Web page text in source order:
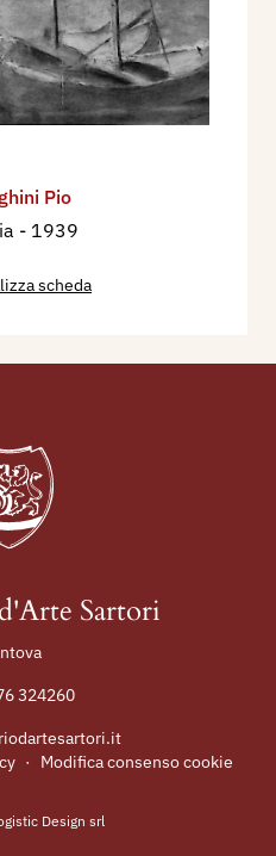
Pio
- 1939
scheda
Sartori
324260
· Modifica consenso cookie
Design srl